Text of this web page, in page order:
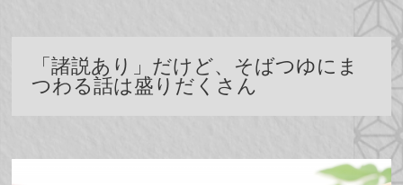
「諸説あり」だけど、そばつゆにま
つわる話は盛りだくさん